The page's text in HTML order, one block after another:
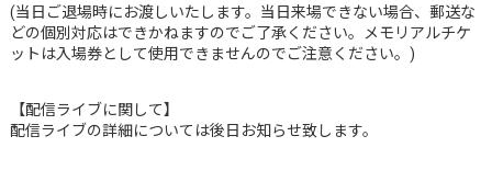
(当日ご退場時にお渡しいたします。当日来場できない場合、郵送な
どの個別対応はできかねますのでご了承ください。メモリアルチケ
ットは入場券として使用できませんのでご注意ください。)
【配信ライブに関して】
配信ライブの詳細については後日お知らせ致します。